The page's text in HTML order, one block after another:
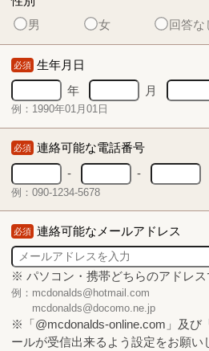
男
女 回答な
必須 生年月日
年
月
例：1990年01月01日
必須 連絡可能な電話番号
-
-
例：090-1234-5678
必須 連絡可能なメールアドレス
※ パソコン・携帯どちらのアドレス
例：mcdonalds@hotmail.com
mcdonalds@docomo.ne.jp
※「@mcdonalds-online.com」及び
ールが受信出来るよう設定をお願い